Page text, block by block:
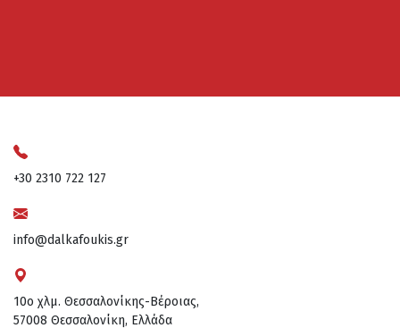
+30 2310 722 127
info@dalkafoukis.gr
10ο χλμ. Θεσσαλονίκης-Βέροιας,
57008 Θεσσαλονίκη, Ελλάδα